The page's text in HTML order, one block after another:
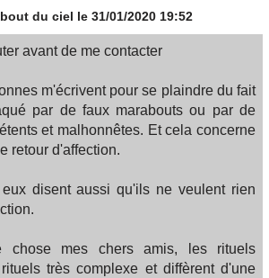
du ciel le 31/01/2020 19:52
avant de me contacter
m'écrivent pour se plaindre du fait
par de faux marabouts ou par de
et malhonnêtes. Et cela concerne
retour d'affection.
disent aussi qu'ils ne veulent rien
chose mes chers amis, les rituels
très complexe et diffèrent d'une